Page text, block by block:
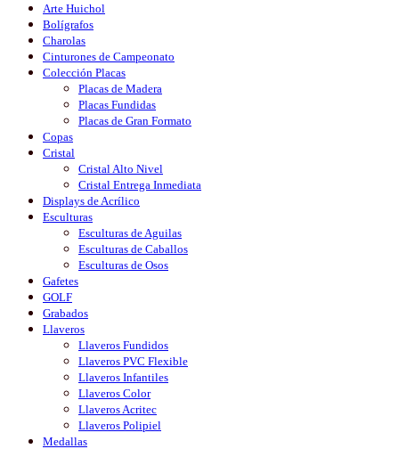
Arte Huichol
Bolígrafos
Charolas
Cinturones de Campeonato
Colección Placas
Placas de Madera
Placas Fundidas
Placas de Gran Formato
Copas
Cristal
Cristal Alto Nivel
Cristal Entrega Inmediata
Displays de Acrílico
Esculturas
Esculturas de Aguilas
Esculturas de Caballos
Esculturas de Osos
Gafetes
GOLF
Grabados
Llaveros
Llaveros Fundidos
Llaveros PVC Flexible
Llaveros Infantiles
Llaveros Color
Llaveros Acritec
Llaveros Polipiel
Medallas